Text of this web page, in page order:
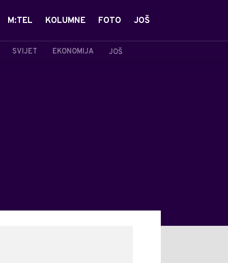
SVIJET EKONOMIJA JOŠ
M:TEL KOLUMNE FOTO JOŠ